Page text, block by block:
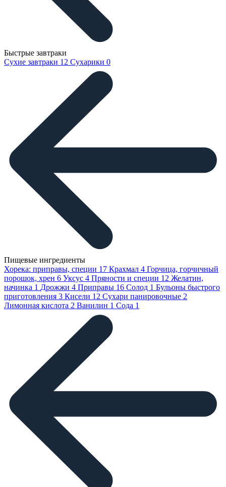
Быстрые завтраки
Сухие завтраки 12 Сухарики 0
Пищевые ингредиенты
Хорека: приправы, специи 17 Крахмал 4 Горчица, горчичный
порошок, хрен 6 Уксус 4 Пряности и специи 12 Желатин,
начинка 1 Дрожжи 4 Приправы 16 Солод 1 Бульоны быстрого
приготовления 3 Кисели 12 Сухари панировочные 2
Лимонная кислота 2 Ванилин 1 Сода 1